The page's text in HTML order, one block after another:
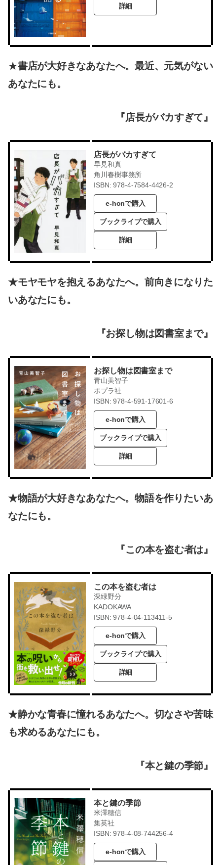
詳細
★書店が大好きなあなたへ。最近、元気がない
あなたにも。
『店長がバカすぎて』
店長がバカすぎて
早見和真
角川春樹事務所
ISBN: 978-4-7584-4426-2
e-honで購入
ブックライブで購入
詳細
★モヤモヤを抱えるあなたへ。前向きになりた
いあなたにも。
『お探し物は図書室まで』
お探し物は図書室まで
青山美智子
ポプラ社
ISBN: 978-4-591-17601-6
e-honで購入
ブックライブで購入
詳細
★物語が大好きなあなたへ。物語を作りたいあ
なたにも。
『この本を盗む者は』
この本を盗む者は
深緑野分
KADOKAWA
ISBN: 978-4-04-113411-5
e-honで購入
ブックライブで購入
詳細
★静かな青春に憧れるあなたへ。切なさや苦味
も求めるあなたにも。
『本と鍵の季節』
本と鍵の季節
米澤穂信
集英社
ISBN: 978-4-08-744256-4
e-honで購入